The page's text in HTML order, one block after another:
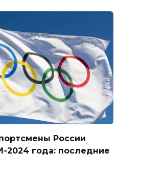
России
2024 года: последние